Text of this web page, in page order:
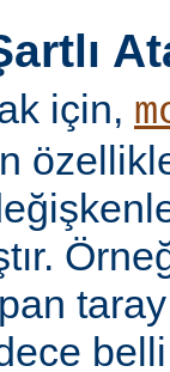
için,
belli